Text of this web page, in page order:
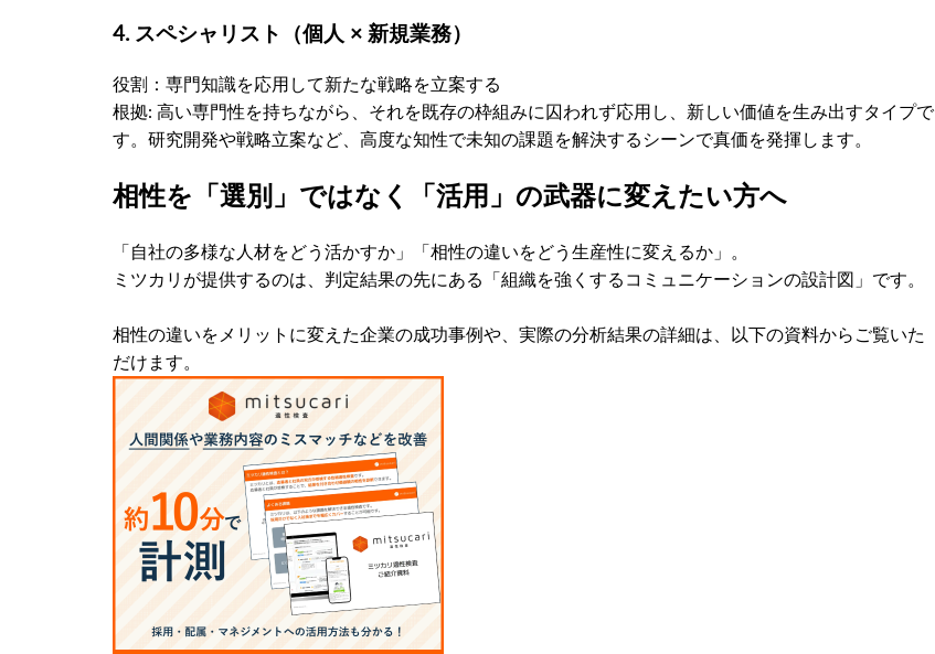
4. スペシャリスト（個人 × 新規業務）
役割：専門知識を応用して新たな戦略を立案する
根拠: 高い専門性を持ちながら、それを既存の枠組みに囚われず応用し、新しい価値を生み出すタイプで
す。研究開発や戦略立案など、高度な知性で未知の課題を解決するシーンで真価を発揮します。
相性を「選別」ではなく「活用」の武器に変えたい方へ
「自社の多様な人材をどう活かすか」「相性の違いをどう生産性に変えるか」。
ミツカリが提供するのは、判定結果の先にある「組織を強くするコミュニケーションの設計図」です。
相性の違いをメリットに変えた企業の成功事例や、実際の分析結果の詳細は、以下の資料からご覧いた
だけます。